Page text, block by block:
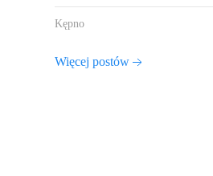
Kępno
Więcej postów